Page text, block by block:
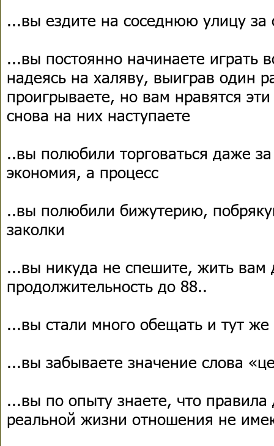
...вы ездите на соседнюю улицу за
...вы постоянно начинаете играть
надеясь на халяву, выиграв один
проигрываете, но вам нравятся
снова на них наступаете
..вы полюбили торговаться даже
экономия, а процесс
..вы полюбили бижутерию,
заколки
...вы никуда не спешите, жить вам
продолжительность до 88..
...вы стали много обещать и тут же
...вы забываете значение слова
...вы по опыту знаете, что
реальной жизни отношения не